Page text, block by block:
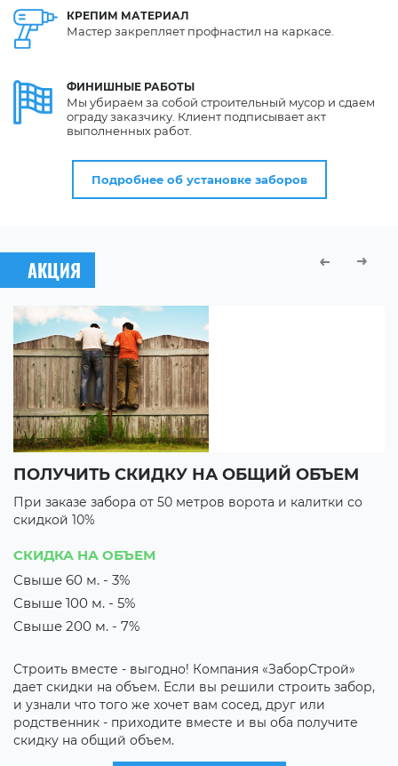
КРЕПИМ МАТЕРИАЛ
ФИНИШНЫЕ РАБОТЫ
Мастер закрепляет профнастил на каркасе.
Мы убираем за собой строительный мусор и сдаем
ограду заказчику. Клиент подписывает акт
выполненных работ.
Подробнее об установке заборов
АКЦИЯ
ПОЛУЧИТЬ СКИДКУ НА ОБЩИЙ ОБЪЕМ
При заказе забора от 50 метров ворота и калитки со
скидкой 10%
СКИДКА НА ОБЪЕМ
Свыше 60 м. - 3%
Свыше 100 м. - 5%
Свыше 200 м. - 7%
Строить вместе - выгодно! Компания «ЗаборСтрой»
дает скидки на объем. Если вы решили строить забор,
и узнали что того же хочет вам сосед, друг или
родственник - приходите вместе и вы оба получите
скидку на общий объем.